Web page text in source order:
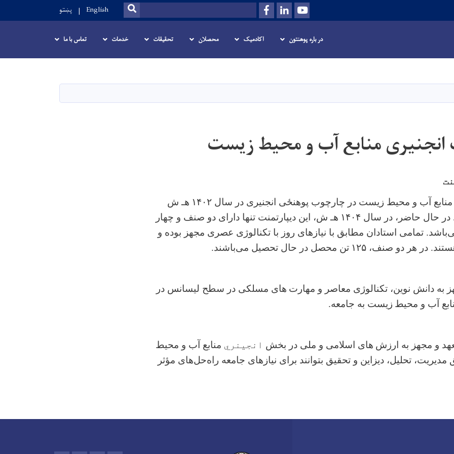
content
Youtube
LinkedIn
Facebook
Search
SEARCH
English پښتو
در باره پوهنتون اکادمیک محصلان تحقیقات خدمات تماس با ما
انجنیری منابع آب و محیط زیست
منابع آب و محیط زیست در چارچوب پوهنځی انجنیری در سال ۱۴۰۲ هـ ش
در حال حاضر، در سال ۱۴۰۴ هـ ش، این ديپارتمنت تنها دارای دو صنف و چهار
تمامی استادان مطابق با نیازهای روز با تکنالوژی عصری مجهز بوده و
در هر دو صنف، ۱۲۵ تن محصل در حال تحصیل می‌باشند.
به دانش نوین، تکنالوژی معاصر و مهارت ‌های مسلکی در سطح لیسانس در
آب و محیط ‌زیست به جامعه.
و مجهز به ارزش‌ های اسلامی و ملی در بخش انجینري منابع آب و محیط
تحلیل، دیزاین و تحقیق بتوانند برای نیازهای جامعه راه‌حل‌های مؤثر